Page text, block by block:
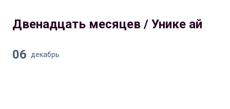
Двенадцать месяцев / Унике ай
06 декабрь